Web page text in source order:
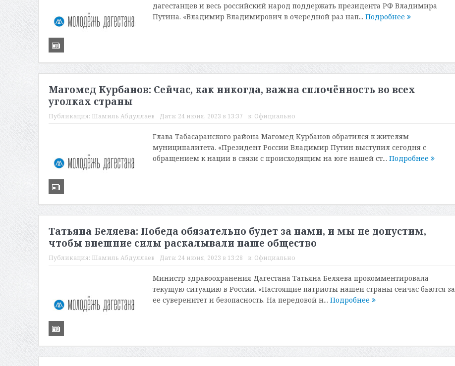
дагестанцев и весь российский народ поддержать президента РФ Владимира
Путина. «Владимир Владимирович в очередной раз нап... Подробнее
Магомед Курбанов: Сейчас, как никогда, важна сплочённость во всех
уголках страны
Публикация: Шамиль Абдуллаев Дата: 24 июня, 2023 в 13:37 в: Официально
Глава Табасаранского района Магомед Курбанов обратился к жителям
муниципалитета. «Президент России Владимир Путин выступил сегодня с
обращением к нации в связи с происходящим на юге нашей ст... Подробнее
Татьяна Беляева: Победа обязательно будет за нами, и мы не допустим,
чтобы внешние силы раскалывали наше общество
Публикация: Шамиль Абдуллаев Дата: 24 июня, 2023 в 13:28 в: Официально
Министр здравоохранения Дагестана Татьяна Беляева прокомментировала
текущую ситуацию в России. «Настоящие патриоты нашей страны сейчас бьются за
ее суверенитет и безопасность. На передовой н... Подробнее